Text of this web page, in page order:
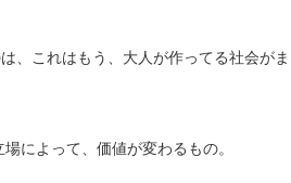
、これはもう、大人が作ってる社会が
によって、価値が変わるもの。